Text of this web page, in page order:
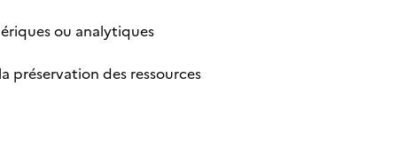
ou analytiques
des ressources